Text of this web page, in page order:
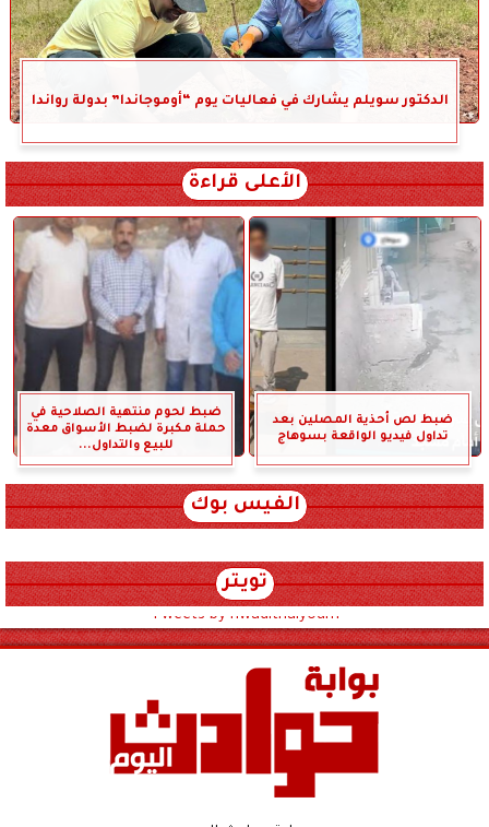
الدكتور سويلم يشارك في فعاليات يوم “أوموجاندا” بدولة رواندا
الأعلى قراءة
ضبط لص أحذية المصلين بعد
تداول فيديو الواقعة بسوهاج
ضبط لحوم منتهية الصلاحية في
حملة مكبرة لضبط الأسواق معدة
للبيع والتداول...
الفيس بوك
تويتر
Tweets by hwadithalyoum